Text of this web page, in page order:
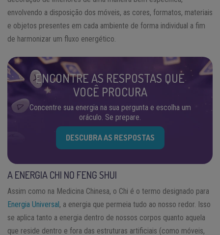
envolvendo a disposição dos móveis, as cores, formatos, materiais
e objetos presentes em cada ambiente de forma individual a fim
de harmonizar um fluxo energético.
ENCONTRE AS RESPOSTAS QUE
VOCÊ PROCURA
Concentre sua energia na sua pergunta e escolha um
oráculo. Se prepare.
DESCUBRA AS RESPOSTAS
A ENERGIA CHI NO FENG SHUI
Assim como na Medicina Chinesa, o Chi é o termo designado para
Energia Universal, a energia que permeia tudo ao nosso redor. Isso
se aplica tanto a energia dentro de nossos corpos quanto aquela
que reside dentro e fora das estruturas artificiais (como móveis,